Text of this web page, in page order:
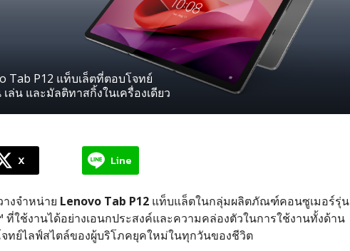
Tab P12 แท็บเล็ตที่ตอบโจทย์
ล่น และมัลติทาสกิ้งในเครื่องเดียว
X Line
งจำหน่าย Lenovo Tab P12แท็บแล็ตในกลุ่มผลิตภัณฑ์คอนซูเมอร์รุ่น
ใช้งานได้อย่างเอนกประสงค์และความคล่องตัวในการใช้งานทั้งด้าน
จทย์ไลฟ์สไตล์ของผู้บริโภคยุคใหม่ในทุกวันของชีวิต